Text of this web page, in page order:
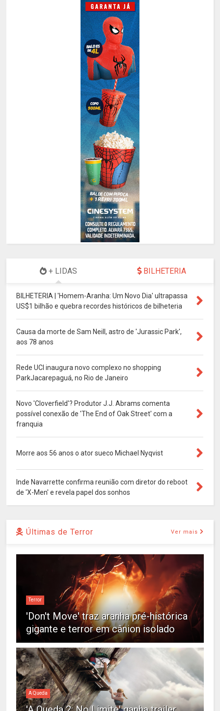
+ LIDAS BILHETERIA
BILHETERIA | 'Homem-Aranha: Um Novo Dia' ultrapassa
US$1 bilhão e quebra recordes históricos de bilheteria
Causa da morte de Sam Neill, astro de 'Jurassic Park',
aos 78 anos
Rede UCI inaugura novo complexo no shopping
ParkJacarepaguá, no Rio de Janeiro
Novo 'Cloverfield'? Produtor J.J. Abrams comenta
possível conexão de 'The End of Oak Street' com a
franquia
Morre aos 56 anos o ator sueco Michael Nyqvist
Inde Navarrette confirma reunião com diretor do reboot
de 'X-Men' e revela papel dos sonhos
Últimas de Terror Ver mais
Terror
'Don't Move' traz aranha pré-histórica
gigante e terror em cânion isolado
A Queda